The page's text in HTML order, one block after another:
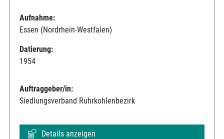
Aufnahme:
Essen (Nordrhein-Westfalen)
Datierung:
1954
Auftraggeber/in:
Siedlungsverband Ruhrkohlenbezirk
Details anzeigen